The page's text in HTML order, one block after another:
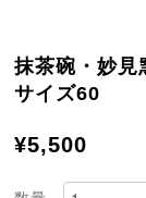
抹茶碗・妙
サイズ60
¥5,500